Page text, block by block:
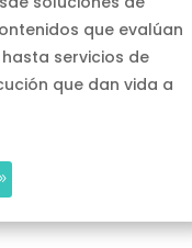
que evalúan
servicios de
que dan vida a